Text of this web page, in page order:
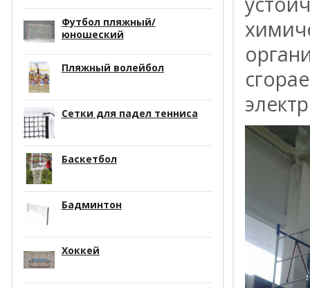
Футбол пляжный/
юношеский
Пляжный волейбол
Сетки для падел тенниса
Баскетбол
Бадминтон
Хоккей